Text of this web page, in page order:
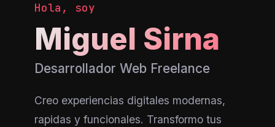
Hola, soy
Miguel Sirna
Desarrollador Web Freelance
Creo experiencias digitales modernas,
rapidas y funcionales. Transformo tus